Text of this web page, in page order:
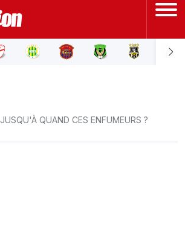
JUSQU'À QUAND CES ENFUMEURS ?